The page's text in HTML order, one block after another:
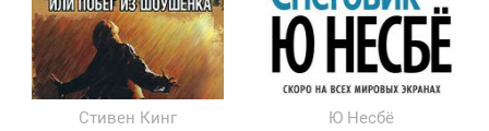
Стивен Кинг
Ю Несбё